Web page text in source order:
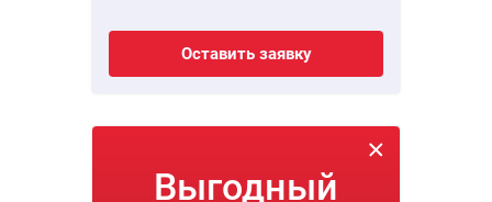
Оставить заявку
Выгодный